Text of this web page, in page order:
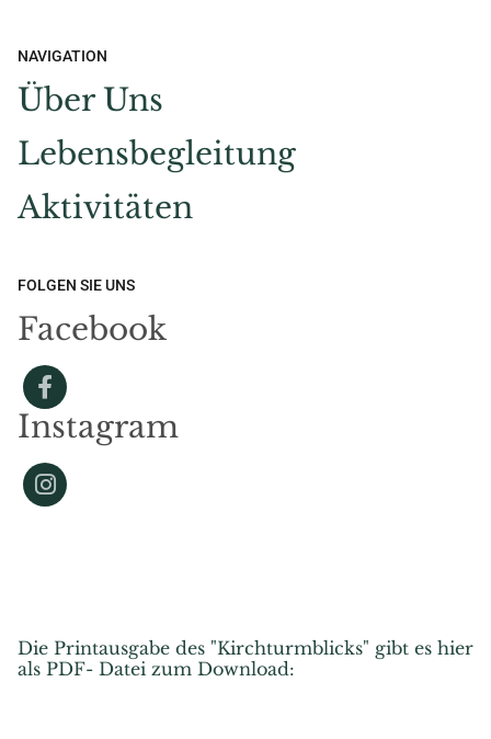
NAVIGATION
Über Uns
Lebensbegleitung
Aktivitäten
FOLGEN SIE UNS
Facebook
Instagram
Die Printausgabe des "Kirchturmblicks" gibt es hier
als PDF- Datei zum Download: